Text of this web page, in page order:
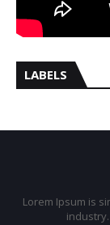
LABELS
Lorem Ipsum is